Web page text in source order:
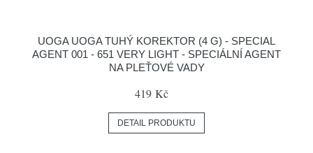
UOGA UOGA TUHÝ KOREKTOR (4 G) - SPECIAL
AGENT 001 - 651 VERY LIGHT - SPECIÁLNÍ AGENT
NA PLEŤOVÉ VADY
419 Kč
DETAIL PRODUKTU